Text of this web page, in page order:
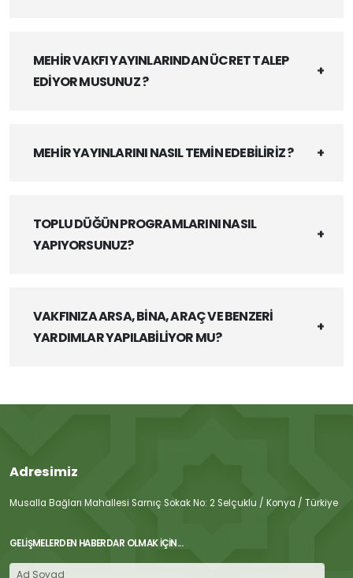
MEHİR VAKFI YAYINLARINDAN ÜCRET TALEP
EDİYOR MUSUNUZ ?
MEHİR YAYINLARINI NASIL TEMİN EDEBİLİRİZ ?
TOPLU DÜĞÜN PROGRAMLARINI NASIL
YAPIYORSUNUZ?
VAKFINIZA ARSA, BİNA, ARAÇ VE BENZERİ
YARDIMLAR YAPILABİLİYOR MU?
Adresimiz
Musalla Bağları Mahallesi Sarnıç Sokak No: 2 Selçuklu / Konya / Türkiye
GELIŞMELERDEN HABERDAR OLMAK İÇIN...